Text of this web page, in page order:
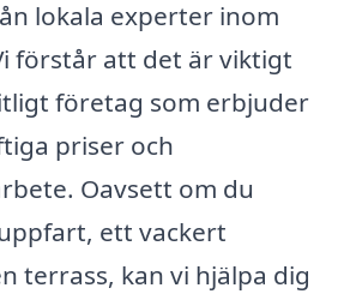
lokala experter inom
förstår att det är viktigt
företag som erbjuder
priser och
Oavsett om du
ett vackert
terrass, kan vi hjälpa dig